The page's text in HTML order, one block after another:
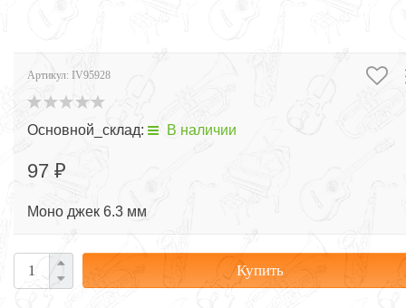
Артикул: IV95928
Основной_склад: В наличии
97 ₽
Моно джек 6.3 мм
Купить